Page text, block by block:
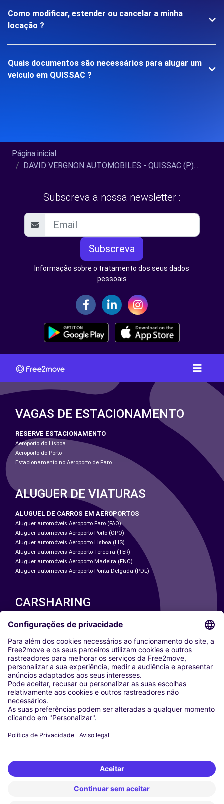
Como modificar, estender ou cancelar a minha
locação ?
Quais documentos são necessários para alugar um
veículo em QUISSAC ?
Página inicial
DAVID VERGNON AUTOMOBILES - QUISSAC (P)...
Subscreva a nossa newsletter :
Subscreva
Informação sobre o tratamento dos seus dados
pessoais
VAGAS DE ESTACIONAMENTO
RESERVE ESTACIONAMENTO
Aeroporto do Lisboa
Aeroporto do Porto
Estacionamento no Aeroporto de Faro
ALUGUER DE VIATURAS
ALUGUEL DE CARROS EM AEROPORTOS
Aluguer automóveis Aeroporto Faro (FAO)
Aluguer automóveis Aeroporto Porto (OPO)
Aluguer automóveis Aeroporto Lisboa (LIS)
Aluguer automóveis Aeroporto Terceira (TER)
Aluguer automóveis Aeroporto Madeira (FNC)
Aluguer automóveis Aeroporto Ponta Delgada (PDL)
CARSHARING
NOSSAS CIDADES
Washington DC
Milan
Rome
Turin
Vienna
Berlin
Cologne
Dusseldorf
Frankfurt
Munich